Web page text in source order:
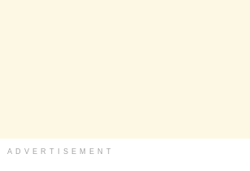
ADVERTISEMENT